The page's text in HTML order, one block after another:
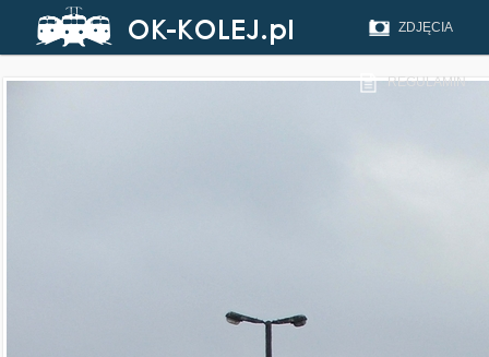
ZDJĘCIA
REGULAMIN